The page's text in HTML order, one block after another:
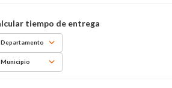
Departamento
Municipio